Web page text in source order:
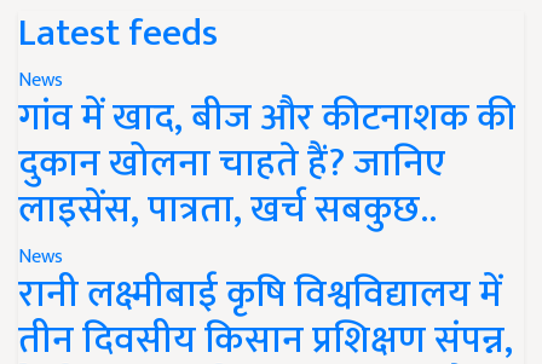
Latest feeds
News
गांव में खाद, बीज और कीटनाशक की
दुकान खोलना चाहते हैं? जानिए
लाइसेंस, पात्रता, खर्च सबकुछ..
News
रानी लक्ष्मीबाई कृषि विश्वविद्यालय में
तीन दिवसीय किसान प्रशिक्षण संपन्न,